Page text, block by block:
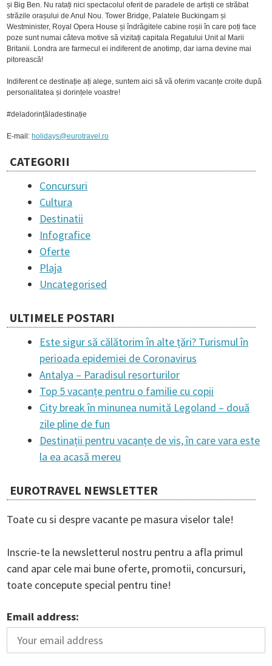
și Big Ben. Nu ratați nici spectacolul oferit de paradele de artiști ce străbat
străzile orașului de Anul Nou. Tower Bridge, Palatele Buckingam și
Westminister, Royal Opera House și îndrăgitele cabine roșii în care poți face
poze sunt numai câteva motive să vizitați capitala Regatului Unit al Marii
Britanii. Londra are farmecul ei indiferent de anotimp, dar iarna devine mai
pitorească!
Indiferent ce destinație ați alege, suntem aici să vă oferim vacanțe croite după
personalitatea și dorințele voastre!
#deladorințăladestinație
E-mail: holidays@eurotravel.ro
CATEGORII
Concursuri
Cultura
Destinatii
Infografice
Oferte
Plaja
Uncategorised
ULTIMELE POSTARI
Este sigur să călătorim în alte țări? Turismul în
perioada epidemiei de Coronavirus
Antalya – Paradisul resorturilor
Top 5 vacanțe pentru o familie cu copii
City break în minunea numită Legoland – două
zile pline de fun
Destinații pentru vacanțe de vis, în care vara este
la ea acasă mereu
EUROTRAVEL NEWSLETTER
Toate cu si despre vacante pe masura viselor tale!
Inscrie-te la newsletterul nostru pentru a afla primul
cand apar cele mai bune oferte, promotii, concursuri,
toate concepute special pentru tine!
Email address: